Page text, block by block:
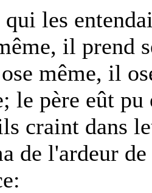
les
il prend
même, il
le père eût
craint dans
de l'ardeur